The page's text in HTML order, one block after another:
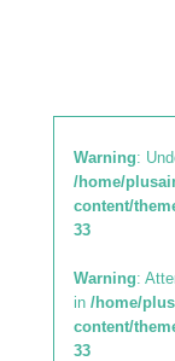
Warning:
/home/
content/
33
Warning:
in /home/
content/
33